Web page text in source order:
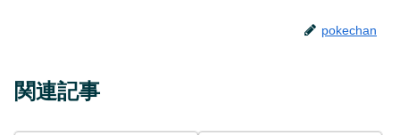
pokechan
関連記事